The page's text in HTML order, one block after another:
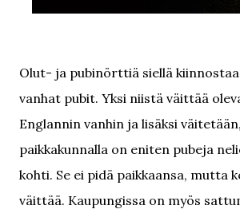
Olut- ja pubinörttiä siellä kiinnostaa
vanhat pubit. Yksi niistä väittää
Englannin vanhin ja lisäksi
paikkakunnalla on eniten pubeja
kohti. Se ei pidä paikkaansa, mutta
väittää. Kaupungissa on myös